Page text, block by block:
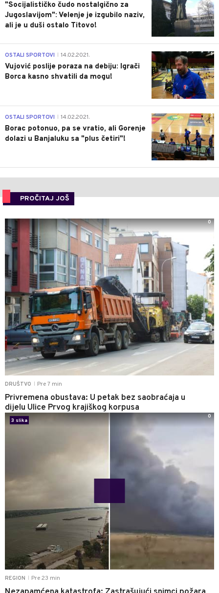
"Socijalističko čudo nostalgično za
Jugoslavijom": Velenje je izgubilo naziv,
ali je u duši ostalo Titovo!
1
OSTALI SPORTOVI 14.02.2021.
Vujović poslije poraza na debiju: Igrači
Borca kasno shvatili da mogu!
3
OSTALI SPORTOVI 14.02.2021.
Borac potonuo, pa se vratio, ali Gorenje
dolazi u Banjaluku sa "plus četiri"!
PROČITAJ JOŠ
DRUŠTVO Pre 7 min
Privremena obustava: U petak bez saobraćaja u
dijelu Ulice Prvog krajiškog korpusa
0
REGION Pre 23 min
3 slika
0